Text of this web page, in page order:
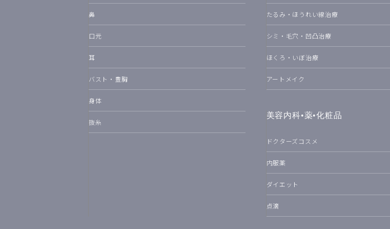
鼻
口元
耳
バスト・豊胸
身体
抜糸
たるみ・ほうれい線治療
シミ・毛穴・凹凸治療
ほくろ・いぼ治療
アートメイク
美容内科•薬•化粧品
ドクターズコスメ
内服薬
ダイエット
点滴